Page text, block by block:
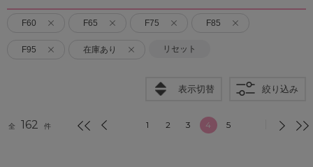
F60 F65 F75 F85
F95 在庫あり リセット
表示切替 絞り込み
全 162 件 1 2 3 4 5